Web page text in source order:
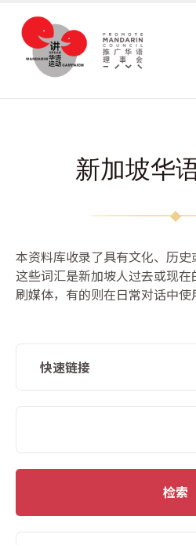
新加坡华
本资料库收录了具有文化、历史
这些词汇是新加坡人过去或现
刷媒体，有的则在日常对话中使
快速链接
检索